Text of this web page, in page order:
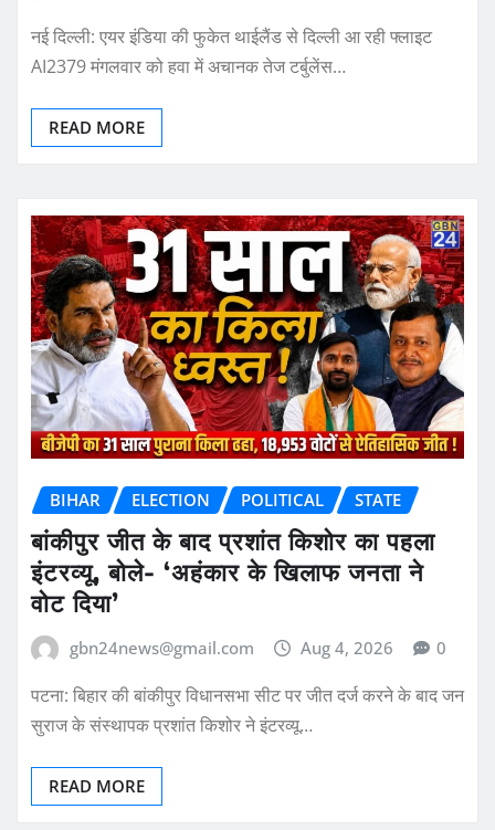
नई दिल्ली: एयर इंडिया की फुकेत थाईलैंड से दिल्ली आ रही फ्लाइट
AI2379 मंगलवार को हवा में अचानक तेज टर्बुलेंस…
READ MORE
BIHAR ELECTION POLITICAL STATE
बांकीपुर जीत के बाद प्रशांत किशोर का पहला
इंटरव्यू, बोले- ‘अहंकार के खिलाफ जनता ने
वोट दिया’
gbn24news@gmail.com Aug 4, 2026 0
पटना: बिहार की बांकीपुर विधानसभा सीट पर जीत दर्ज करने के बाद जन
सुराज के संस्थापक प्रशांत किशोर ने इंटरव्यू…
READ MORE